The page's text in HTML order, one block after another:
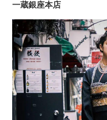
一蔵銀座本店